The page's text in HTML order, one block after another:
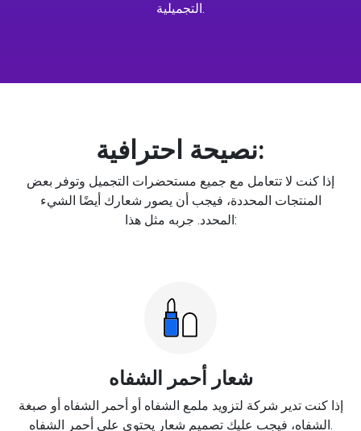
التجميلية.
نصيحة احترافية:
إذا كنت لا تتعامل مع جميع مستحضرات التجميل وتوفر بعض
المنتجات المحددة، فيجب أن يصور شعارك أيضًا الشيء
المحدد. جربه مثل هذا:
شعار أحمر الشفاه
إذا كنت تدير شركة لتزويد ملمع الشفاه أو أحمر الشفاه أو صبغة
الشفاه، فيجب عليك تصميم شعار يحتوي على أحمر الشفاه.